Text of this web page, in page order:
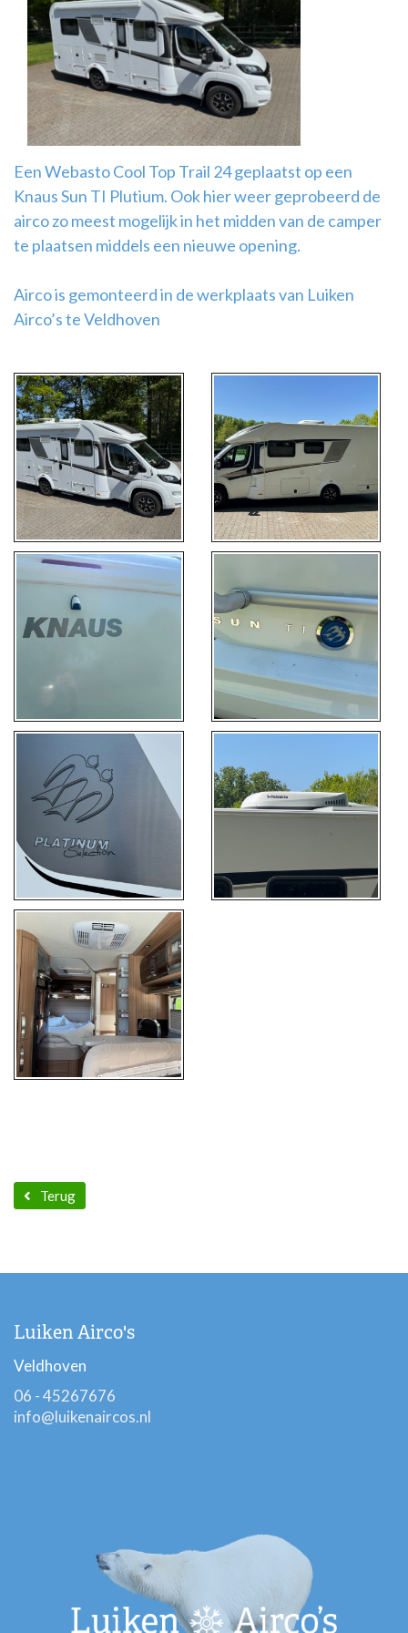
Airco
montage
Een Webasto Cool Top Trail 24 geplaatst op een
Knaus Sun TI Plutium. Ook hier weer geprobeerd de
airco zo meest mogelijk in het midden van de camper
te plaatsen middels een nieuwe opening.
Airco is gemonteerd in de werkplaats van Luiken
Airco’s te Veldhoven
Terug
Luiken Airco's
Veldhoven
06 - 45267676
info@luikenaircos.nl